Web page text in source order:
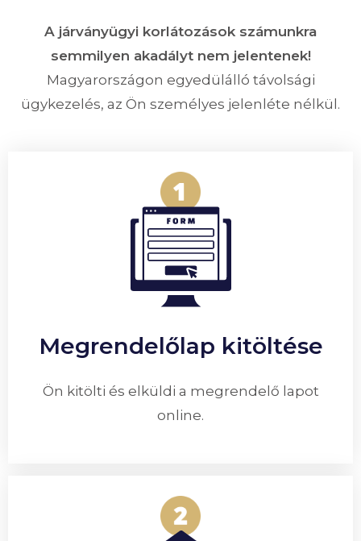
A járványügyi korlátozások számunkra
semmilyen akadályt nem jelentenek!
Magyarországon egyedülálló távolsági
ügykezelés, az Ön személyes jelenléte nélkül.
Megrendelőlap kitöltése
Ön kitölti és elküldi a megrendelő lapot
online.